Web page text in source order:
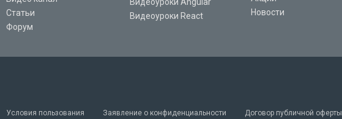
Статьи
Форум
Видеоуроки React
Новости
Условия пользования Заявление о конфиденциальности Договор публичной оферты